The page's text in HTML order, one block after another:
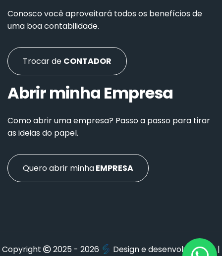
Conosco você aproveitará todos os benefícios de
uma boa contabilidade.
Trocar de CONTADOR
Abrir minha Empresa
Como abrir uma empresa? Passo a passo para tirar
as ideias do papel.
Quero abrir minhaEMPRESA
Copyright 2025 - 2026 Design e desenvolvimento|